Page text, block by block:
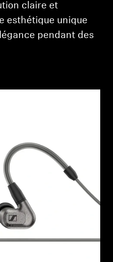
claire et
esthétique unique
pendant des